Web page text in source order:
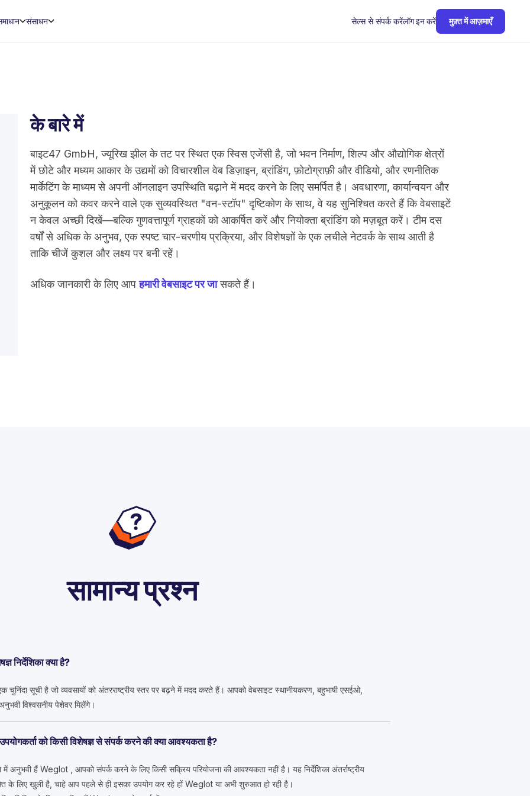
संसाधन सेल्स से संपर्क करेंलॉग इन करें मुफ़्त में आज़माएँ
के बारे में
बाइट47 GmbH, ज्यूरिख झील के तट पर स्थित एक स्विस एजेंसी है, जो भवन निर्माण, शिल्प और औद्योगिक क्षेत्रों
में छोटे और मध्यम आकार के उद्यमों को विचारशील वेब डिज़ाइन, ब्रांडिंग, फ़ोटोग्राफ़ी और वीडियो, और रणनीतिक
मार्केटिंग के माध्यम से अपनी ऑनलाइन उपस्थिति बढ़ाने में मदद करने के लिए समर्पित है। अवधारणा, कार्यान्वयन और
अनुकूलन को कवर करने वाले एक सुव्यवस्थित "वन-स्टॉप" दृष्टिकोण के साथ, वे यह सुनिश्चित करते हैं कि वेबसाइटें
न केवल अच्छी दिखें—बल्कि गुणवत्तापूर्ण ग्राहकों को आकर्षित करें और नियोक्ता ब्रांडिंग को मज़बूत करें। टीम दस
वर्षों से अधिक के अनुभव, एक स्पष्ट चार-चरणीय प्रक्रिया, और विशेषज्ञों के एक लचीले नेटवर्क के साथ आती है
ताकि चीजें कुशल और लक्ष्य पर बनी रहें।
अधिक जानकारी के लिए आपहमारी वेबसाइट पर जासकते हैं।
सामान्य प्रश्न
निर्देशिका क्या है?
चुनिंदा सूची है जो व्यवसायों को अंतरराष्ट्रीय स्तर पर बढ़ने में मदद करते हैं। आपको वेबसाइट स्थानीयकरण, बहुभाषी एसईओ,
अनुभवी विश्वसनीय पेशेवर मिलेंगे।
को किसी विशेषज्ञ से संपर्क करने की क्या आवश्यकता है?
अनुभवी हैं Weglot , आपको संपर्क करने के लिए किसी सक्रिय परियोजना की आवश्यकता नहीं है। यह निर्देशिका अंतर्राष्ट्रीय
के लिए खुली है, चाहे आप पहले से ही इसका उपयोग कर रहे हों Weglot या अभी शुरुआत हो रही है।